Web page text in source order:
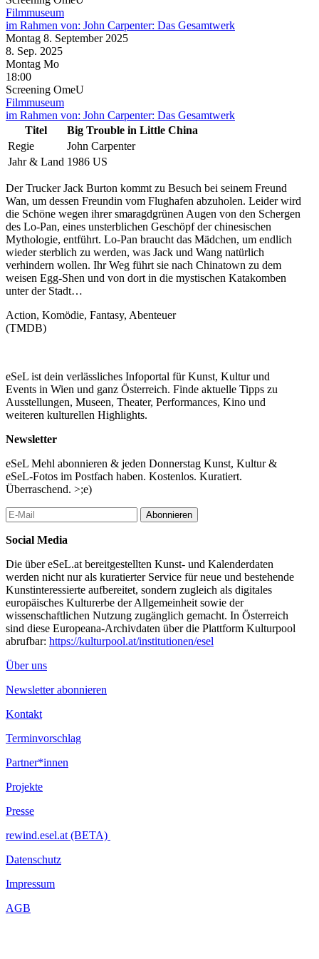
Filmmuseum
im Rahmen von: John Carpenter: Das Gesamtwerk
Montag 8. September 2025
8. Sep. 2025
Montag Mo
18:00
Screening OmeU
Filmmuseum
im Rahmen von: John Carpenter: Das Gesamtwerk
Titel
Big Trouble in Little China
Regie
John Carpenter
Jahr & Land 1986 US
Der Trucker Jack Burton kommt zu Besuch bei seinem Freund
Wan, um dessen Freundin vom Flughafen abzuholen. Leider wird
die Schöne wegen ihrer smaragdgrünen Augen von den Schergen
des Lo-Pan, eines unsterblichen Geschöpf der chinesischen
Mythologie, entführt. Lo-Pan braucht das Mädchen, um endlich
wieder sterblich zu werden, was Jack und Wang natürlich
verhindern wollen. Ihr Weg führt sie nach Chinatown zu dem
weisen Egg-Shen und von dort in die mystischen Katakomben
unter der Stadt…
Action, Komödie, Fantasy, Abenteuer
(TMDB)
eSeL ist dein verlässliches Infoportal für Kunst, Kultur und
Events in Wien und ganz Österreich. Finde aktuelle Tipps zu
Ausstellungen, Museen, Theater, Performances, Kino und
weiteren kulturellen Highlights.
Newsletter
eSeL Mehl abonnieren & jeden Donnerstag Kunst, Kultur &
eSeL-Fotos im Postfach haben. Kostenlos. Kuratiert.
Überraschend. >;e)
Abonnieren
Social Media
Die über eSeL.at bereitgestellten Kunst- und Kalenderdaten
werden nicht nur als kuratierter Service für neue und bestehende
Kunstinteressierte aufbereitet, sondern zugleich als digitales
europäisches Kulturerbe der Allgemeinheit sowie der
wissenschaftlichen Nutzung zugänglich gemacht. In Österreich
sind diese Europeana-Archivdaten über die Plattform Kulturpool
abrufbar: https://kulturpool.at/institutionen/esel
Über uns
Newsletter abonnieren
Kontakt
Terminvorschlag
Partner*innen
Projekte
Presse
rewind.esel.at (BETA)
Datenschutz
Impressum
AGB